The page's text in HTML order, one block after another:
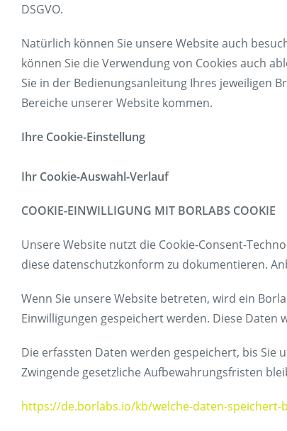
DSGVO.
Natürlich können Sie unsere Website auch
können Sie die Verwendung von Cookies auch
Sie in der Bedienungsanleitung Ihres jeweiligen
Bereiche unserer Website kommen.
Ihre Cookie-Einstellung
Ihr Cookie-Auswahl-Verlauf
COOKIE-EINWILLIGUNG MIT BORLABS COOKIE
Unsere Website nutzt die Cookie-Consent-
diese datenschutzkonform zu dokumentieren.
Wenn Sie unsere Website betreten, wird ein
Einwilligungen gespeichert werden. Diese
Die erfassten Daten werden gespeichert, bis Sie
Zwingende gesetzliche Aufbewahrungsfristen
https://de.borlabs.io/kb/welche-daten-speichert-